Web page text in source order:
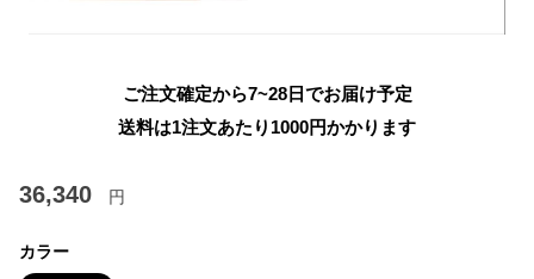
ご注文確定から7~28日でお届け予定
送料は1注文あたり 1000円かかります
36,340 円
カラー